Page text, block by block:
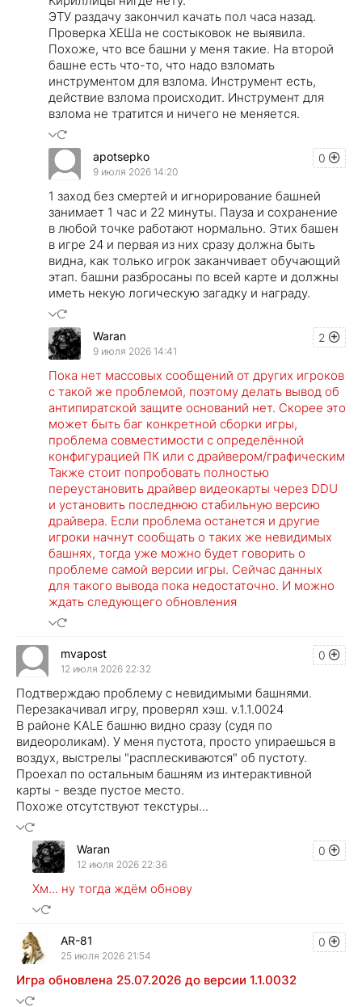
ЭТУ раздачу закончил качать пол часа назад.
Проверка ХЕШа не состыковок не выявила.
Похоже, что все башни у меня такие. На второй
башне есть что-то, что надо взломать
инструментом для взлома. Инструмент есть,
действие взлома происходит. Инструмент для
взлома не тратится и ничего не меняется.
0
apotsepko
9 июля 2026 14:20
1 заход без смертей и игнорирование башней
занимает 1 час и 22 минуты. Пауза и сохранение
в любой точке работают нормально. Этих башен
в игре 24 и первая из них сразу должна быть
видна, как только игрок заканчивает обучающий
этап. башни разбросаны по всей карте и должны
иметь некую логическую загадку и награду.
2
Waran
9 июля 2026 14:41
Пока нет массовых сообщений от других игроков
с такой же проблемой, поэтому делать вывод об
антипиратской защите оснований нет. Скорее это
может быть баг конкретной сборки игры,
проблема совместимости с определённой
конфигурацией ПК или с драйвером/графическим
Также стоит попробовать полностью
переустановить драйвер видеокарты через DDU
и установить последнюю стабильную версию
драйвера. Если проблема останется и другие
игроки начнут сообщать о таких же невидимых
башнях, тогда уже можно будет говорить о
проблеме самой версии игры. Сейчас данных
для такого вывода пока недостаточно. И можно
ждать следующего обновления
0
mvapost
12 июля 2026 22:32
Подтверждаю проблему с невидимыми башнями.
Перезакачивал игру, проверял хэш. v.1.1.0024
В районе KALE башню видно сразу (судя по
видеороликам). У меня пустота, просто упираешься в
воздух, выстрелы "расплескиваются" об пустоту.
Проехал по остальным башням из интерактивной
карты - везде пустое место.
Похоже отсутствуют текстуры...
0
Waran
12 июля 2026 22:36
Хм... ну тогда ждём обнову
0
AR-81
25 июля 2026 21:54
Игра обновлена 25.07.2026 до версии 1.1.0032